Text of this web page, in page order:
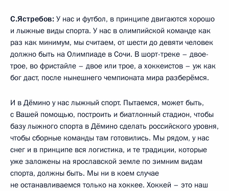
С.Ястребов: У нас и футбол, в принципе двигаются хорошо
и лыжные виды спорта. У нас в олимпийской команде как
раз как минимум, мы считаем, от шести до девяти человек
должно быть на Олимпиаде в Сочи. В шорт-треке – двое-
трое, во фристайле – двое или трое, а хоккеистов – уж как
бог даст, после нынешнего чемпионата мира разберёмся.
И в Дёмино у нас лыжный спорт. Пытаемся, может быть,
с Вашей помощью, построить и биатлонный стадион, чтобы
базу лыжного спорта в Дёмино сделать российского уровня,
чтобы сборные команды там готовились. Мы рядом, у нас
снег и в принципе вся логистика, и те традиции, которые
уже заложены на ярославской земле по зимним видам
спорта, должны быть. Мы ни в коем случае
не останавливаемся только на хоккее. Хоккей – это наш